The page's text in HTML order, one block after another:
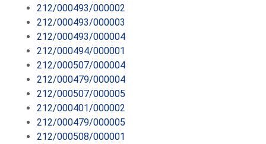
212/000493/000002
212/000493/000003
212/000493/000004
212/000494/000001
212/000507/000004
212/000479/000004
212/000507/000005
212/000401/000002
212/000479/000005
212/000508/000001